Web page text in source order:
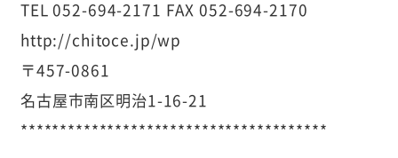
TEL 052-694-2171 FAX 052-694-2170
http://chitoce.jp/wp
〒457-0861
名古屋市南区明治1-16-21
***************************************